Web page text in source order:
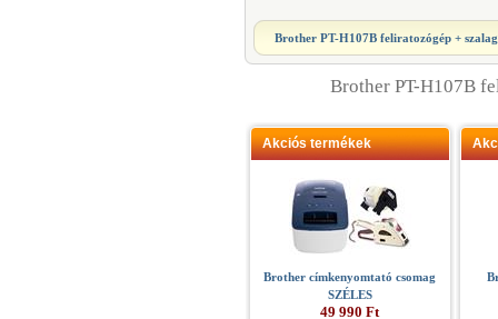
Brother PT-H107B feliratozógép +
Brother PT-H107B
Akciós termékek
Brother címkenyomtató csomag
SZÉLES
49 990 Ft